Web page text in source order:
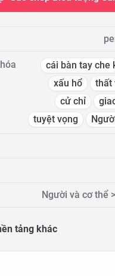
cái bàn tay che
xấu hổ
thất
cử chỉ
tuyệt vọng
Người và cơ thể
tảng khác